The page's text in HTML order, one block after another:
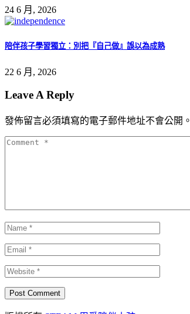
24 6 月, 2026
陪伴孩子學習獨立：別把『自己做』誤以為成熟
22 6 月, 2026
Leave A Reply
發佈留言必須填寫的電子郵件地址不會公開。